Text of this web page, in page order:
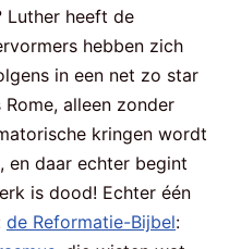
Luther heeft de
hebben zich
in een net zo star
alleen zonder
kringen wordt
en daar echter begint
is dood! Echter één
de Reformatie-Bijbel: